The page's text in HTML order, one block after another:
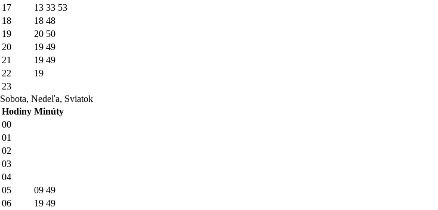
17
13 33 53
18
18 48
19
20 50
20
19 49
21
19 49
22
19
23
Sobota, Nedeľa, Sviatok
Hodiny Minúty
00
01
02
03
04
05
09 49
06
19 49